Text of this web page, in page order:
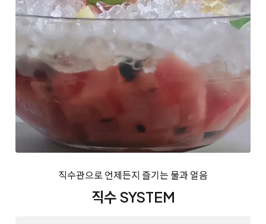
직수관으로 언제든지 즐기는 물과 얼음
직수 SYSTEM